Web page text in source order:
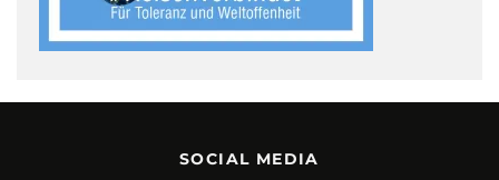
SOCIAL MEDIA